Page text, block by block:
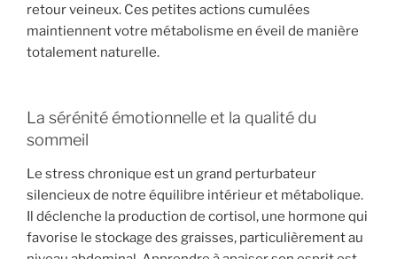
retour veineux. Ces petites actions cumulées
maintiennent votre métabolisme en éveil de manière
totalement naturelle.
La sérénité émotionnelle et la qualité du
sommeil
Le stress chronique est un grand perturbateur
silencieux de notre équilibre intérieur et métabolique.
Il déclenche la production de cortisol, une hormone qui
favorise le stockage des graisses, particulièrement au